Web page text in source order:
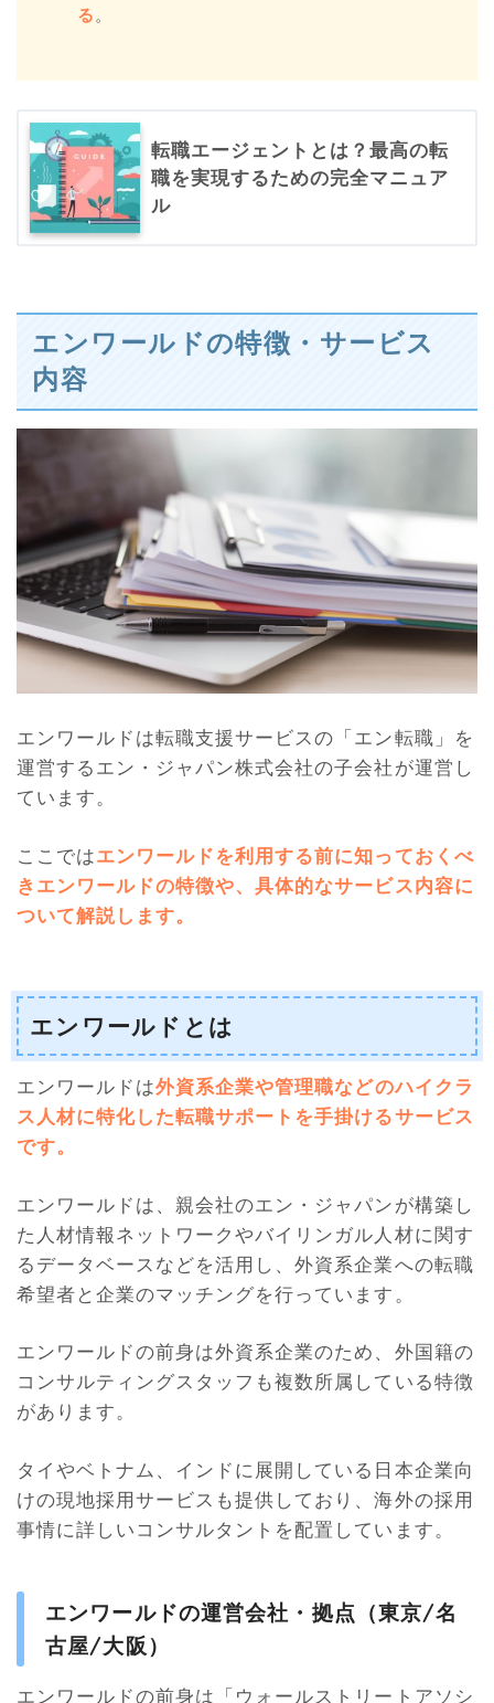
る。
転職エージェントとは？最高の転
職を実現するための完全マニュア
ル
エンワールドの特徴・サービス
内容
エンワールドは転職支援サービスの「エン転職」を
運営するエン・ジャパン株式会社の子会社が運営し
ています。
ここではエンワールドを利用する前に知っておくべ
きエンワールドの特徴や、具体的なサービス内容に
ついて解説します。
エンワールドとは
エンワールドは外資系企業や管理職などのハイクラ
ス人材に特化した転職サポートを手掛けるサービス
です。
エンワールドは、親会社のエン・ジャパンが構築し
た人材情報ネットワークやバイリンガル人材に関す
るデータベースなどを活用し、外資系企業への転職
希望者と企業のマッチングを行っています。
エンワールドの前身は外資系企業のため、外国籍の
コンサルティングスタッフも複数所属している特徴
があります。
タイやベトナム、インドに展開している日本企業向
けの現地採用サービスも提供しており、海外の採用
事情に詳しいコンサルタントを配置しています。
エンワールドの運営会社・拠点（東京/名
古屋/大阪）
エンワールドの前身は「ウォールストリートアソシ